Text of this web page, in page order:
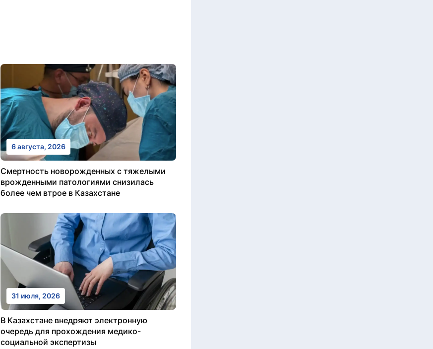
6 августа, 2026
Смертность новорожденных с тяжелыми
врожденными патологиями снизилась
более чем втрое в Казахстане
31 июля, 2026
В Казахстане внедряют электронную
очередь для прохождения медико-
социальной экспертизы